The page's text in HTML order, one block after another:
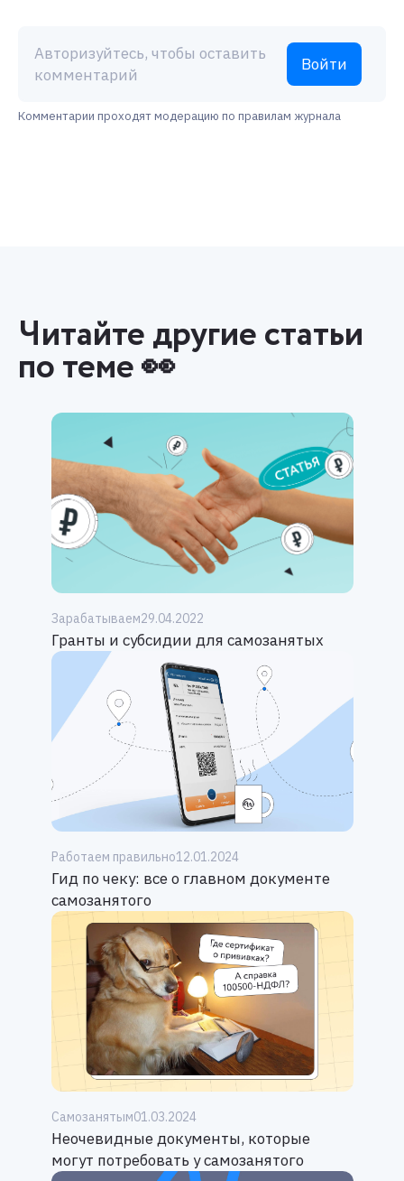
Авторизуйтесь, чтобы оставить
комментарий
Войти
Комментарии проходят модерацию по правилам журнала
Читайте другие статьи
по теме 👀
Зарабатываем29.04.2022
Гранты и субсидии для самозанятых
Работаем правильно12.01.2024
Гид по чеку: все о главном документе
самозанятого
Самозанятым01.03.2024
Неочевидные документы, которые
могут потребовать у самозанятого